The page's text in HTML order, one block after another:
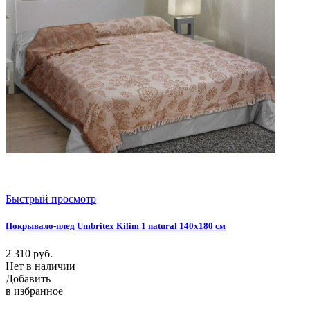
Быстрый просмотр
Покрывало-плед Umbritex Kilim 1 natural 140х180 см
2 310 руб.
Нет в наличии
Добавить
в избранное